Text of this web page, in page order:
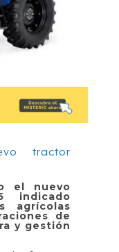
el nuevo
indicado
agrícolas
de
y gestión